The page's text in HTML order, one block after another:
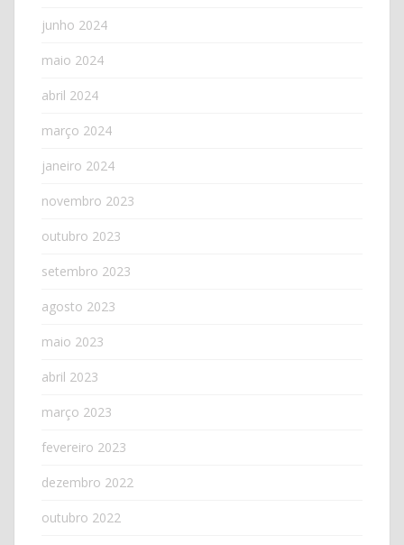
junho 2024
maio 2024
abril 2024
março 2024
janeiro 2024
novembro 2023
outubro 2023
setembro 2023
agosto 2023
maio 2023
abril 2023
março 2023
fevereiro 2023
dezembro 2022
outubro 2022